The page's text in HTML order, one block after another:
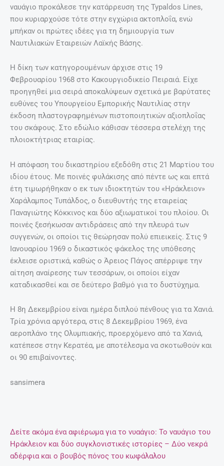
ναυάγιο προκάλεσε την κατάρρευση της Typaldos Lines,
που κυριαρχούσε τότε στην εγχώρια ακτοπλοΐα, ενώ
μπήκαν οι πρώτες ιδέες για τη δημιουργία των
Ναυτιλιακών Εταιρειών Λαϊκής Βάσης.
Η δίκη των κατηγορουμένων άρχισε στις 19
Φεβρουαρίου 1968 στο Κακουργιοδικείο Πειραιά. Είχε
προηγηθεί μια σειρά αποκαλύψεων σχετικά με βαρύτατες
ευθύνες του Υπουργείου Εμπορικής Ναυτιλίας στην
έκδοση πλαστογραφημένων πιστοποιητικών αξιοπλοΐας
του σκάφους. Στο εδώλιο κάθισαν τέσσερα στελέχη της
πλοιοκτήτριας εταιρίας.
H απόφαση του δικαστηρίου εξεδόθη στις 21 Μαρτίου του
ιδίου έτους. Με ποινές φυλάκισης από πέντε ως και επτά
έτη τιμωρήθηκαν ο εκ των ιδιοκτητών του «Ηράκλειον»
Xαράλαμπος Τυπάλδος, ο διευθυντής της εταιρείας
Παναγιώτης Κόκκινος και δύο αξιωματικοί του πλοίου. Οι
ποινές ξεσήκωσαν αντιδράσεις από την πλευρά των
συγγενών, οι οποίοι τις θεώρησαν πολύ επιεικείς. Στις 9
Ιανουαρίου 1969 ο δικαστικός φάκελος της υπόθεσης
έκλεισε οριστικά, καθώς ο Άρειος Πάγος απέρριψε την
αίτηση αναίρεσης των τεσσάρων, οι οποίοι είχαν
καταδικασθεί και σε δεύτερο βαθμό για το δυστύχημα.
Η 8η Δεκεμβρίου είναι ημέρα διπλού πένθους για τα Χανιά.
Τρία χρόνια αργότερα, στις 8 Δεκεμβρίου 1969, ένα
αεροπλάνο της Ολυμπιακής, προερχόμενο από τα Χανιά,
κατέπεσε στην Κερατέα, με αποτέλεσμα να σκοτωθούν και
οι 90 επιβαίνοντες.
sansimera
Δείτε ακόμα ένα αφιέρωμα για το νυαάγιο: Το ναυάγιο του
Ηράκλειον και δύο συγκλονιστικές ιστορίες – Δύο νεκρά
αδέρφια και ο βουβός πόνος του κωφάλαλου